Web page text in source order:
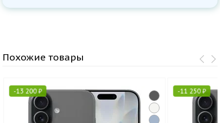
Похожие товары
-13 200₽ -11 250₽